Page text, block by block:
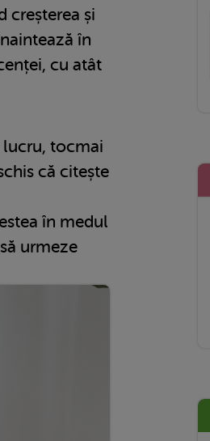
creșterea și
în
cu atât
lucru, tocmai
că citește
în medul
urmeze